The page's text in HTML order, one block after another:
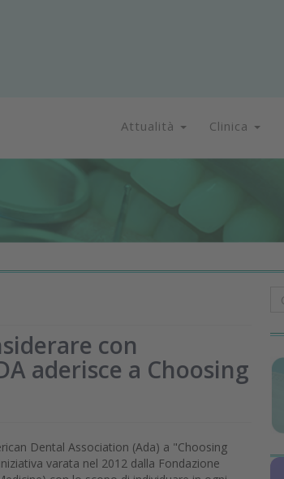
Attualità Clinica
con
aderisce a Choosing
Dental Association (Ada) a "Choosing
varata nel 2012 dalla Fondazione